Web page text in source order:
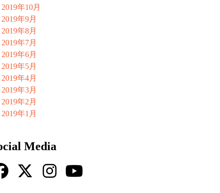
2019年10月
2019年9月
2019年8月
2019年7月
2019年6月
2019年5月
2019年4月
2019年3月
2019年2月
2019年1月
Media